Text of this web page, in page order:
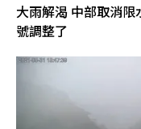
大雨解渴 中部取消
號調整了